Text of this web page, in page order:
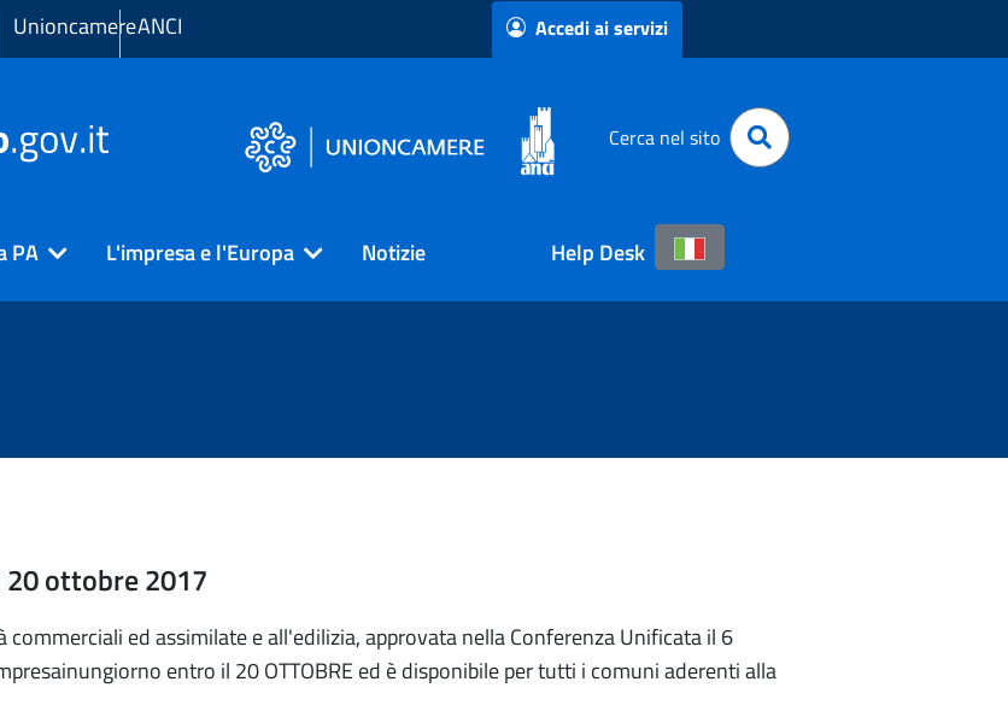
UnioncamereANCI Accedi ai servizi
Cerca nel sito
PA L'impresa e l'Europa Notizie Help Desk
ottobre 2017
ed assimilate e all'edilizia, approvata nella Conferenza Unificata il 6
entro il 20 OTTOBRE ed è disponibile per tutti i comuni aderenti alla